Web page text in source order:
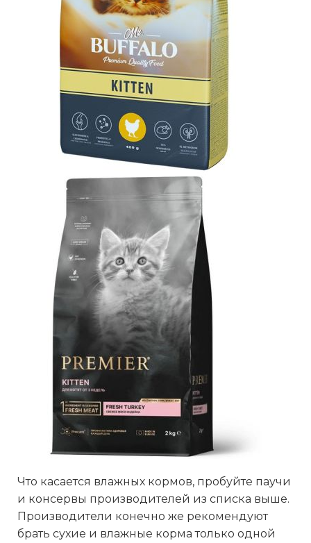
Что касается влажных кормов, пробуйте паучи
и консервы производителей из списка выше.
Производители конечно же рекомендуют
брать сухие и влажные корма только одной